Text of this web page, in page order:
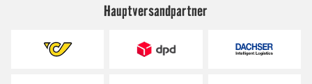
Hauptversandpartner